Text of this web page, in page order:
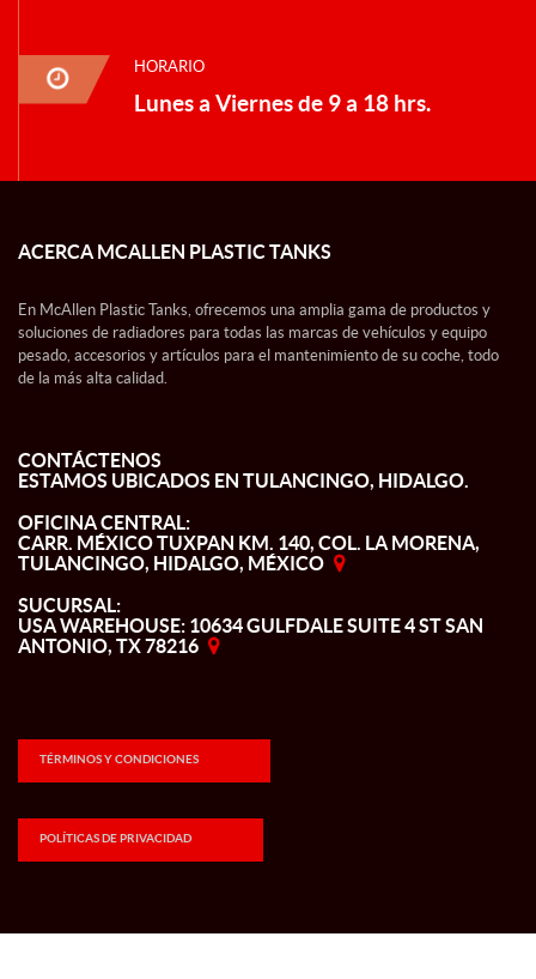
HORARIO
Lunes a Viernes de 9 a 18 hrs.
ACERCA MCALLEN PLASTIC TANKS
En McAllen Plastic Tanks, ofrecemos una amplia gama de productos y
soluciones de radiadores para todas las marcas de vehículos y equipo
pesado, accesorios y artículos para el mantenimiento de su coche, todo
de la más alta calidad.
CONTÁCTENOS
ESTAMOS UBICADOS EN TULANCINGO, HIDALGO.
OFICINA CENTRAL:
CARR. MÉXICO TUXPAN KM. 140, COL. LA MORENA,
TULANCINGO, HIDALGO, MÉXICO
SUCURSAL:
USA WAREHOUSE: 10634 GULFDALE SUITE 4 ST SAN
ANTONIO, TX 78216
TÉRMINOS Y CONDICIONES
POLÍTICAS DE PRIVACIDAD